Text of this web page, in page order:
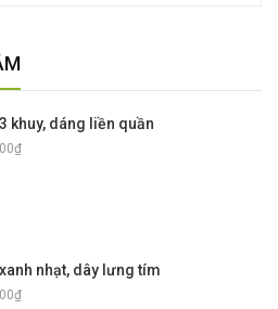
khuy, dáng liền quần
nhạt, dây lưng tím